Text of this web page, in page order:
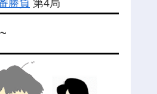
勝負 第4局